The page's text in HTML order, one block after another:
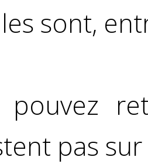
sont,
pouvez
pas sur